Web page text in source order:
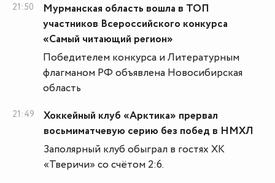
21:50
Мурманская область вошла в ТОП
участников Всероссийского конкурса
«Самый читающий регион»
Победителем конкурса и Литературным
флагманом РФ объявлена Новосибирская
область
21:49
Хоккейный клуб «Арктика» прервал
восьмиматчевую серию без побед в НМХЛ
Заполярный клуб обыграл в гостях ХК
«Тверичи» со счётом 2:6.